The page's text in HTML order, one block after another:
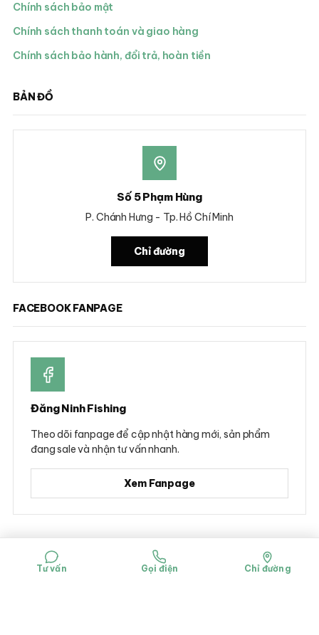
Chính sách bảo mật
Chính sách thanh toán và giao hàng
Chính sách bảo hành, đổi trả, hoàn tiền
BẢN ĐỒ
Số 5 Phạm Hùng
P. Chánh Hưng - Tp. Hồ Chí Minh
Chỉ đường
FACEBOOK FANPAGE
Đăng Ninh Fishing
Theo dõi fanpage để cập nhật hàng mới, sản phẩm
đang sale và nhận tư vấn nhanh.
Xem Fanpage
© 2026 Đăng Ninh Fishing - Hộ kinh doanh Dụng cụ câu cá Đăng Ninh
Mã số đăng ký kinh doanh: 0314781322